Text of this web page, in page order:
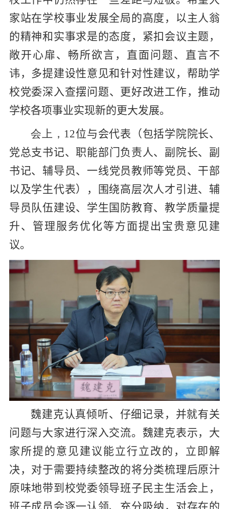
家站在学校事业发展全局的高度，以主人翁
的精神和实事求是的态度，紧扣会议主题，
敞开心扉、畅所欲言，直面问题、直言不
讳，多提建设性意见和针对性建议，帮助学
校党委深入查摆问题、更好改进工作，推动
学校各项事业实现新的更大发展。
会上， 12位与会代表（包括学院院长、
党总支书记、 职能部门负责人、 副院长、副
书记、辅导员、 一线党员教师等党员、干部
以及学生代表），围绕高层次人才引进、辅
导员队伍建设、学生国防教育、教学质量提
升、管理服务优化等方面提出 宝贵意见建
议。
魏建克认真倾听、仔细记录，并就有关
问题与大家进行深入交流。魏建克表示，大
家所提的意见建议能立行立改的，立即解
决，对于需要持续整改的将分类梳理后原汁
原味地带到校党委领导班子民主生活会上，
班子成员会逐一认领、充分吸纳，对存在的